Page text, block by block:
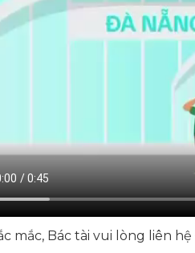
mắc, Bác tài vui lòng liên